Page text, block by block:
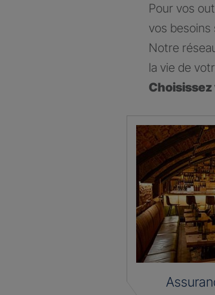
Pour vos
vos besoins
Notre
la vie de